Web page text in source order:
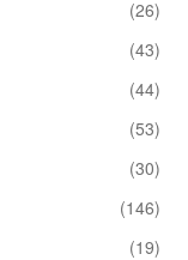
(26)
(43)
(44)
(53)
(30)
(146)
(19)